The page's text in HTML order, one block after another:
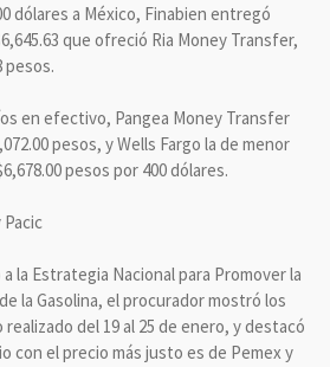
dólares a México, Finabien entregó
que ofreció Ria Money Transfer,
pesos.
en efectivo, Pangea Money Transfer
pesos, y Wells Fargo la de menor
pesos por 400 dólares.
la Estrategia Nacional para Promover la
la Gasolina, el procurador mostró los
del 19 al 25 de enero, y destacó
con el precio más justo es de Pemex y